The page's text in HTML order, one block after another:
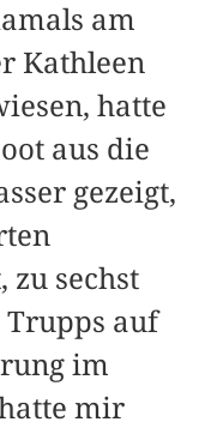
am
Kathleen
hatte
aus die
gezeigt,
zu sechst
auf
im
mir